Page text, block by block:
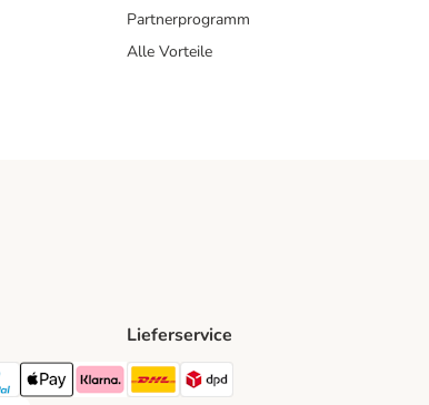
Partnerprogramm
Alle Vorteile
Method
Method
Payment Method
Apple Pay Payment Method
Klarna Payment Method
Lieferservice
DHL Shipping Method